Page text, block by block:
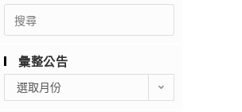
Search
for:
彙整公告
整
選取月份